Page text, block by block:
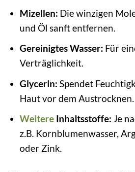
Mizellen: Die winzigen
und Öl sanft entfernen.
Gereinigtes Wasser: Für
Verträglichkeit.
Glycerin: Spendet
Haut vor dem Austrocknen.
WeitereInhaltsstoffe: Je
z.B. Kornblumenwasser,
oder Zink.